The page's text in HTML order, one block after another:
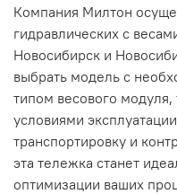
Компания Милтон
гидравлических с
Новосибирск и
выбрать модель с
типом весового
условиями
транспортировку и
эта тележка станет
оптимизации ваших